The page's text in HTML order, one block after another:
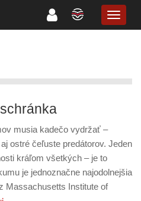
musia kadečo vydržať –
ostré čeľuste predátorov. Jeden
kráľom všetkých – je to
je jednoznačne najodolnejšia
Massachusetts Institute of